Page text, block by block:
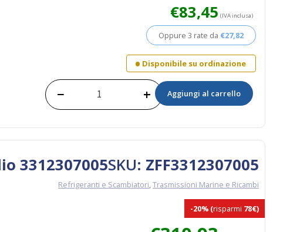
€83,45 (IVA inclusa)
Oppure 3 rate da €27,82
Disponibile su ordinazione
TRASMETTITORE
VDO
quantità
− + Aggiungi al carrello
-20% (risparmi 78€)
3312307005SKU: ZFF3312307005
Refrigeranti e Scambiatori,Trasmissioni Marine e Ricambi